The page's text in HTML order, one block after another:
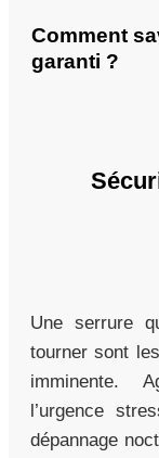
Comment
garanti ?
Une serrure
tourner sont
imminente.
l’urgence
dépannage